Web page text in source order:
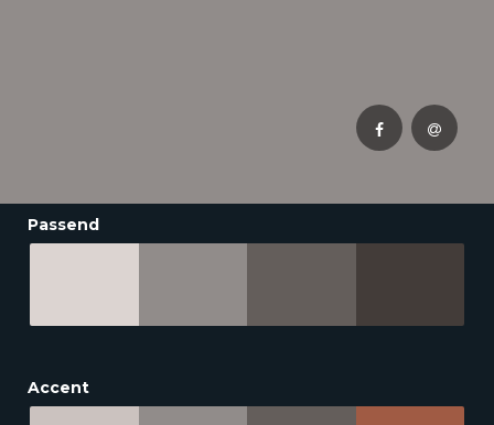
Passend
Accent